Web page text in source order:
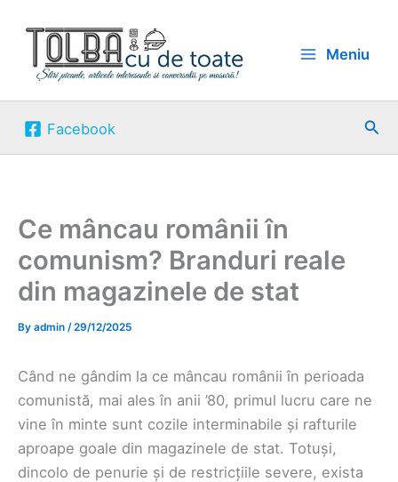
content
Meniu
Facebook
Ce mâncau românii în
comunism? Branduri reale
din magazinele de stat
By admin /29/12/2025
Când ne gândim la ce mâncau românii în perioada
comunistă, mai ales în anii ’80, primul lucru care ne
vine în minte sunt cozile interminabile și rafturile
aproape goale din magazinele de stat. Totuși,
dincolo de penurie și de restricțiile severe, exista